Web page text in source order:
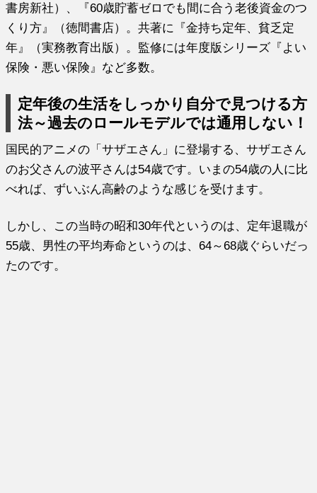
書房新社）、『60歳貯蓄ゼロでも間に合う老後資金のつ
くり方』（徳間書店）。共著に『金持ち定年、貧乏定
年』（実務教育出版）。監修には年度版シリーズ『よい
保険・悪い保険』など多数。
定年後の生活をしっかり自分で見つける方
法～過去のロールモデルでは通用しない！
国民的アニメの「サザエさん」に登場する、サザエさん
のお父さんの波平さんは54歳です。いまの54歳の人に比
べれば、ずいぶん高齢のような感じを受けます。
しかし、この当時の昭和30年代というのは、定年退職が
55歳、男性の平均寿命というのは、64～68歳ぐらいだっ
たのです。